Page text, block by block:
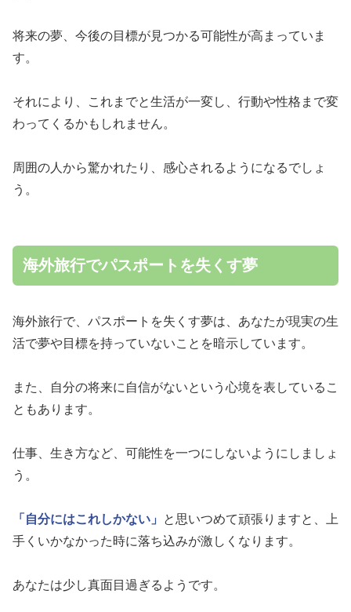
将来の夢、今後の目標が見つかる可能性が高まっていま
す。
それにより、これまでと生活が一変し、行動や性格まで変
わってくるかもしれません。
周囲の人から驚かれたり、感心されるようになるでしょ
う。
海外旅行でパスポートを失くす夢
海外旅行で、パスポートを失くす夢は、あなたが現実の生
活で夢や目標を持っていないことを暗示しています。
また、自分の将来に自信がないという心境を表しているこ
ともあります。
仕事、生き方など、可能性を一つにしないようにしましょ
う。
「自分にはこれしかない」
と思いつめて頑張りますと、上
手くいかなかった時に落ち込みが激しくなります。
あなたは少し真面目過ぎるようです。